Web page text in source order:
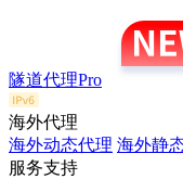
隧道代理Pro
海外代理
海外动态代理 海外静
服务支持